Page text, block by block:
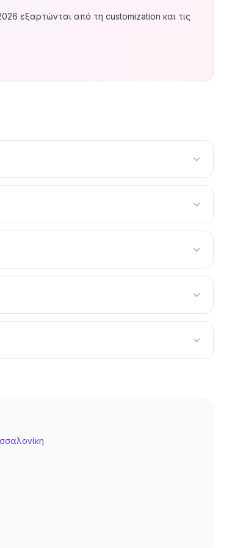
εξαρτώνται από τη customization και τις
design με Liquid development, conversion
μήνα), transaction fees (0-2% εκτός
WordPress — το Shopify θέλει εξειδίκευση
γρήγορη εκτέλεση. Ψάξε developer με
(payment gateways, couriers, myDATA),
Shipping: ACS, Speedex, ΕΛΤΑ
Structured data (Product schema) για
χάσεις organic rankings. URL mapping,